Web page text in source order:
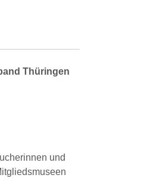
Thüringen
und